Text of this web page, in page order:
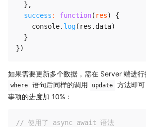
} ,
success : function( res)
{
    console
. log( res . data)
}
})
如果需要更新多个数据，需在 Server 端进
where 语句后同样的调用 update
方法即
事项的进度加 10%：
// 使用了 async await 语法